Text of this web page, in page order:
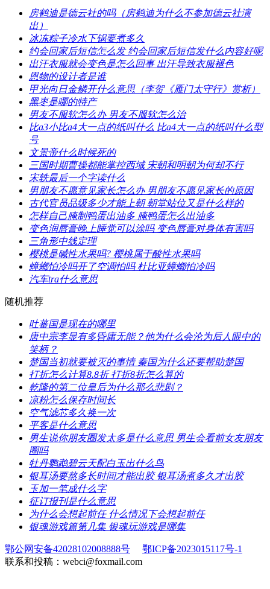
​房鹤迪是德云社的吗（房鹤迪为什么不参加德云社演
出）
​冰冻粽子冷水下锅要煮多久
​约会回家后短信怎么发 约会回家后短信发什么内容好呢
​出汗衣服就会变色是怎么回事 出汗导致衣服褪色
​恩物的设计者是谁
​甲光向日金鳞开什么意思（李贺《雁门太守行》赏析）
​黑枣是哪的特产
​男友不服软怎么办 男友不服软怎么治
​比a3小比a4大一点的纸叫什么 比a4大一点的纸叫什么型
号
​文景帝什么时候死的
​三国时期曹操都能掌控西域 宋朝和明朝为何却不行
​宋轶最后一个字读什么
​男朋友不愿意见家长怎么办 男朋友不愿见家长的原因
​古代官员品级多少才能上朝 朝堂站位又是什么样的
​怎样自己腌制鸭蛋出油多 腌鸭蛋怎么出油多
​变色润唇膏晚上睡觉可以涂吗 变色唇膏对身体有害吗
​三角形中线定理
​樱桃是碱性水果吗? 樱桃属于酸性水果吗
​蟑螂怕冷吗开了空调怕吗 杜比亚蟑螂怕冷吗
​汽车tra什么意思
随机推荐
​吐蕃国是现在的哪里
​唐中宗李显有多昏庸无能？他为什么会沦为后人眼中的
笑柄？
​楚国当初就要被灭的事情 秦国为什么还要帮助楚国
​打折怎么计算8.8折 打折8折怎么算的
​乾隆的第二位皇后为什么那么悲剧？
​凉粉怎么保存时间长
​空气滤芯多久换一次
​平客是什么意思
​男生说你朋友圈发太多是什么意思 男生会看前女友朋友
圈吗
​牡丹鹦鹉碧云天配白玉出什么鸟
​银耳汤要熬多长时间才能出胶 银耳汤煮多久才出胶
​玉加一笔成什么字
​征订报刊是什么意思
​为什么会想起前任 什么情况下会想起前任
​银魂游戏篇第几集 银魂玩游戏是哪集
鄂公网安备42028102008888号
鄂ICP备2023015117号-1
联系和投稿：webci@foxmail.com